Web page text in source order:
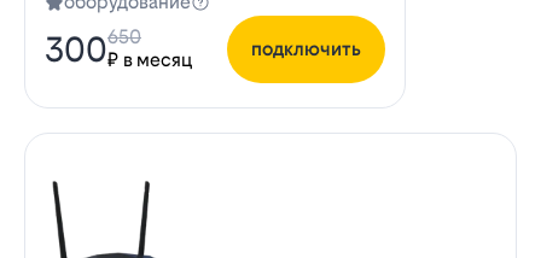
300₽ в месяц
650
подключить